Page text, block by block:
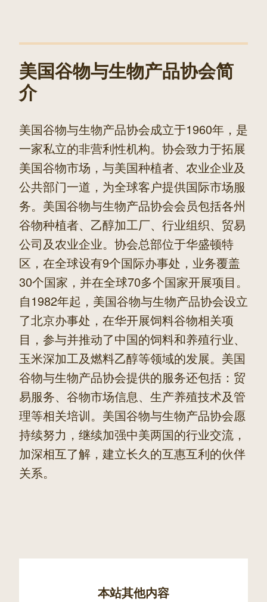
章
美国谷物与生物产品协会简
介
美国谷物与生物产品协会成立于1960年，是
一家私立的非营利性机构。协会致力于拓展
美国谷物市场，与美国种植者、农业企业及
公共部门一道，为全球客户提供国际市场服
务。美国谷物与生物产品协会会员包括各州
谷物种植者、乙醇加工厂、行业组织、贸易
公司及农业企业。协会总部位于华盛顿特
区，在全球设有9个国际办事处，业务覆盖
30个国家，并在全球70多个国家开展项目。
自1982年起，美国谷物与生物产品协会设立
了北京办事处，在华开展饲料谷物相关项
目，参与并推动了中国的饲料和养殖行业、
玉米深加工及燃料乙醇等领域的发展。美国
谷物与生物产品协会提供的服务还包括：贸
易服务、谷物市场信息、生产养殖技术及管
理等相关培训。美国谷物与生物产品协会愿
持续努力，继续加强中美两国的行业交流，
加深相互了解，建立长久的互惠互利的伙伴
关系。
本站其他内容